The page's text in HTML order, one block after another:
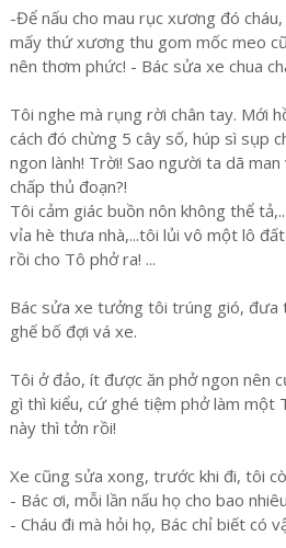
-Để nấu cho mau rục xương đó
mấy thứ xương thu gom mốc meo
nên thơm phức! - Bác sửa xe chua
Tôi nghe mà rụng rời chân tay. Mới
cách đó chừng 5 cây số, húp sì sụp
ngon lành! Trời! Sao người ta dã
chấp thủ đoạn?!
Tôi cảm giác buồn nôn không thể
vỉa hè thưa nhà,...tôi lủi vô một lô
rồi cho Tô phở ra! ...
Bác sửa xe tưởng tôi trúng gió, đưa
ghế bố đợi vá xe.
Tôi ở đảo, ít được ăn phở ngon nên
gì thì kiểu, cứ ghé tiệm phở làm một
này thì tởn rồi!
Xe cũng sửa xong, trước khi đi, tôi
- Bác ơi, mỗi lần nấu họ cho bao
- Cháu đi mà hỏi họ, Bác chỉ biết có